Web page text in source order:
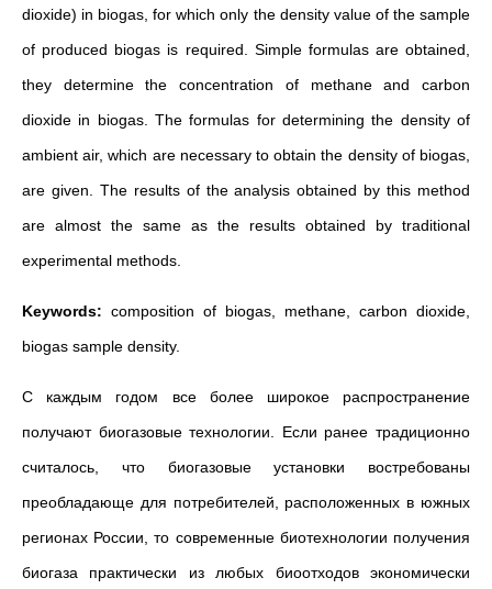
dioxide) in biogas, for which only the density value of the sample
of produced biogas is required. Simple formulas are obtained,
they determine the concentration of methane and carbon
dioxide in biogas. The formulas for determining the density of
ambient air, which are necessary to obtain the density of biogas,
are given. The results of the analysis obtained by this method
are almost the same as the results obtained by traditional
experimental methods.
Keywords: composition of biogas, methane, carbon dioxide,
biogas sample density.
С каждым годом все более широкое распространение
получают биогазовые технологии. Если ранее традиционно
считалось, что биогазовые установки востребованы
преобладающе для потребителей, расположенных в южных
регионах России, то современные биотехнологии получения
биогаза практически из любых биоотходов экономически